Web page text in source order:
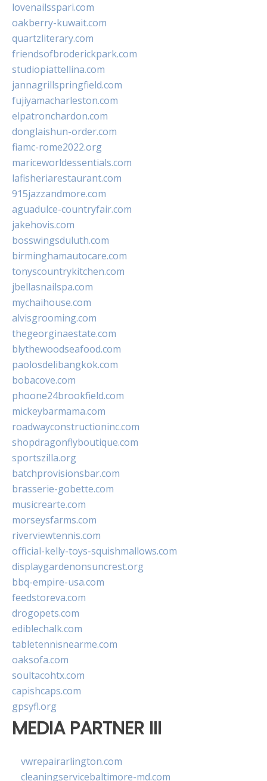
lovenailsspari.com
oakberry-kuwait.com
quartzliterary.com
friendsofbroderickpark.com
studiopiattellina.com
jannagrillspringfield.com
fujiyamacharleston.com
elpatronchardon.com
donglaishun-order.com
fiamc-rome2022.org
mariceworldessentials.com
lafisheriarestaurant.com
915jazzandmore.com
aguadulce-countryfair.com
jakehovis.com
bosswingsduluth.com
birminghamautocare.com
tonyscountrykitchen.com
jbellasnailspa.com
mychaihouse.com
alvisgrooming.com
thegeorginaestate.com
blythewoodseafood.com
paolosdelibangkok.com
bobacove.com
phoone24brookfield.com
mickeybarmama.com
roadwayconstructioninc.com
shopdragonflyboutique.com
sportszilla.org
batchprovisionsbar.com
brasserie-gobette.com
musicrearte.com
morseysfarms.com
riverviewtennis.com
official-kelly-toys-squishmallows.com
displaygardenonsuncrest.org
bbq-empire-usa.com
feedstoreva.com
drogopets.com
ediblechalk.com
tabletennisnearme.com
oaksofa.com
soultacohtx.com
capishcaps.com
gpsyfl.org
MEDIA PARTNER III
vwrepairarlington.com
cleaningservicebaltimore-md.com